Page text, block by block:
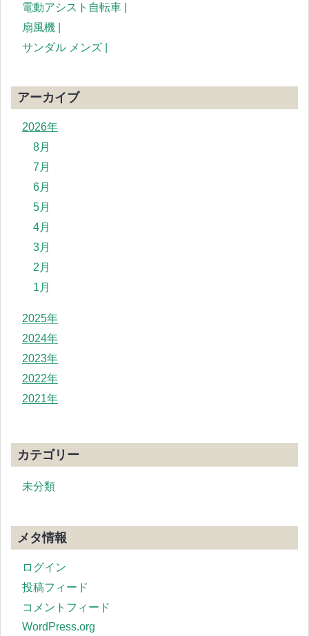
電動アシスト自転車 |
扇風機 |
サンダル メンズ |
アーカイブ
2026年
8月
7月
6月
5月
4月
3月
2月
1月
2025年
2024年
2023年
2022年
2021年
カテゴリー
未分類
メタ情報
ログイン
投稿フィード
コメントフィード
WordPress.org